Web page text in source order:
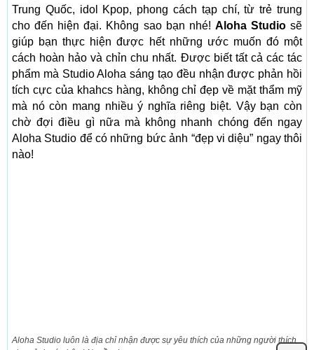
Trung Quốc, idol Kpop, phong cách tạp chí, từ trẻ trung
cho đến hiện đại. Không sao bạn nhé! Aloha Studiosẽ
giúp bạn thực hiện được hết những ước muốn đó một
cách hoàn hảo và chỉn chu nhất. Được biết tất cả các tác
phẩm mà Studio Aloha sáng tạo đều nhận được phản hồi
tích cực của khahcs hàng, không chỉ đẹp về mặt thẩm mỹ
mà nó còn mang nhiều ý nghĩa riêng biệt. Vậy bạn còn
chờ đợi điều gì nữa mà không nhanh chóng đến ngay
Aloha Studio để có những bức ảnh “đẹp vi diệu” ngay thôi
nào!
Aloha Studio luôn là địa chỉ nhận được sự yêu thích của những người thích